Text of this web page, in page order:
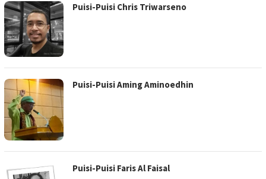
Puisi-Puisi Chris Triwarseno
Puisi-Puisi Aming Aminoedhin
Puisi-Puisi Faris Al Faisal